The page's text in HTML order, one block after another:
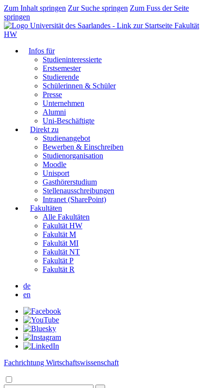
Zum Inhalt springen Zur Suche springen Zum Fuss der Seite
springen
Fakultät
HW
Infos für
Studieninteressierte
Erstsemester
Studierende
Schülerinnen & Schüler
Presse
Unternehmen
Alumni
Uni-Beschäftigte
Direkt zu
Studienangebot
Bewerben & Einschreiben
Studienorganisation
Moodle
Unisport
Gasthörerstudium
Stellenausschreibungen
Intranet (SharePoint)
Fakultäten
Alle Fakultäten
Fakultät HW
Fakultät M
Fakultät MI
Fakultät NT
Fakultät P
Fakultät R
de
en
Fachrichtung Wirtschaftswissenschaft